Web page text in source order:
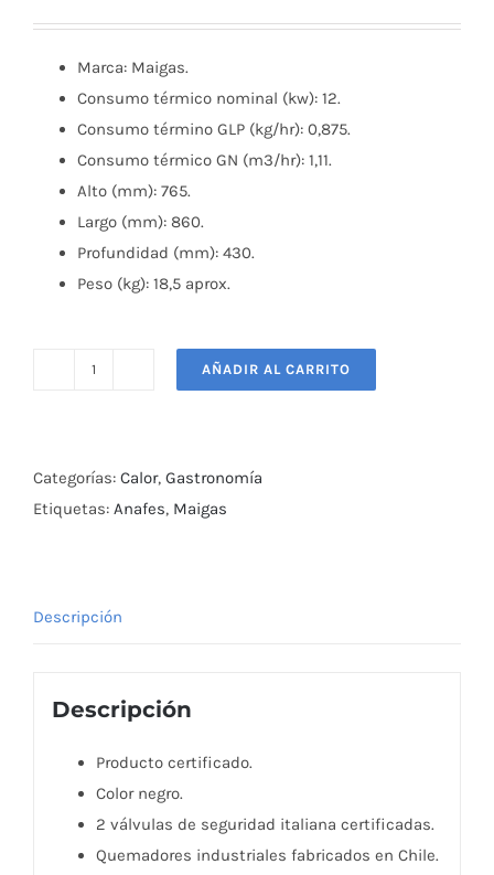
era:
$195,597.
es:
$175,090.
Marca: Maigas.
Consumo térmico nominal (kw): 12.
Consumo término GLP (kg/hr): 0,875.
Consumo térmico GN (m3/hr): 1,11.
Alto (mm): 765.
Largo (mm): 860.
Profundidad (mm): 430.
Peso (kg): 18,5 aprox.
Platos
Alto
AÑADIR AL CARRITO
Categorías: Calor, Gastronomía
Etiquetas: Anafes, Maigas
Descripción
Descripción
Producto certificado.
Color negro.
2 válvulas de seguridad italiana certificadas.
Quemadores industriales fabricados en Chile.